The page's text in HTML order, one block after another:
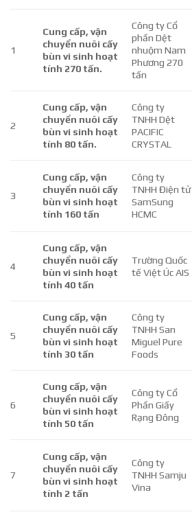
1
Cung cấp, vận
chuyển nuôi cấy
bùn vi sinh hoạt
tính 270 tấn.
Công ty Cổ
phần Dệt
nhuộm Nam
Phương 270
tấn
2
Cung cấp, vận
chuyển nuôi cấy
bùn vi sinh hoạt
tính 80 tấn.
Công ty
TNHH Dệt
PACIFIC
CRYSTAL
3
Cung cấp, vận
chuyển nuôi cấy
bùn vi sinh hoạt
tính 160 tấn
Công ty
TNHH Điện tử
SamSung
HCMC
4
Cung cấp, vận
chuyển nuôi cấy
bùn vi sinh hoạt
tính 40 tấn
Trường Quốc
tế Việt Úc AIS
5
Cung cấp, vận
chuyển nuôi cấy
bùn vi sinh hoạt
tính 30 tấn
Công ty
TNHH San
Miguel Pure
Foods
6
Cung cấp, vận
chuyển nuôi cấy
bùn vi sinh hoạt
tính 50 tấn
Công ty Cổ
Phần Giấy
Rạng Đông
7
Cung cấp, vận
chuyển nuôi cấy
bùn vi sinh hoạt
tính 2 tấn
Công ty
TNHH Samju
Vina